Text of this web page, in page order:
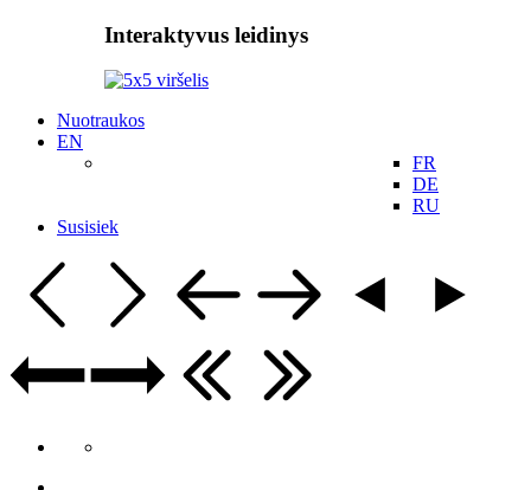
Interaktyvus leidinys
Nuotraukos
EN
FR
DE
RU
Susisiek